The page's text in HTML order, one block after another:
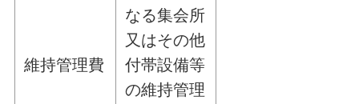
維持管理費
なる集会所
又はその他
付帯設備等
の維持管理